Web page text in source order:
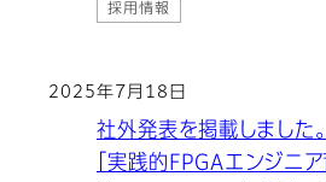
採用情報
2025年7月18日
社外発表を掲載しました。
「実践的FPGAエンジニ